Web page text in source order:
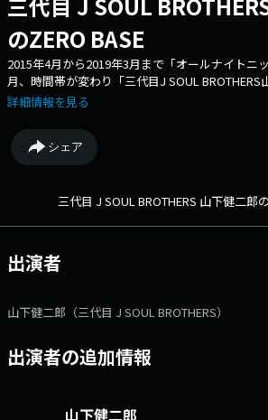
のZERO BASE
2015年4月から2019年3月まで「オールナイトニ
月、時間帯が変わり「三代目J SOUL
BASE」として番組スタート。 三代目としての活
も様々なジャンルのゲストを番組にお招きして
アドレス： yk@allnightnippon.com 番組
twitterハッシュタグは「#ken_zb」twitterアカ
詳細情報を見る
シェア
三代目 J SOUL BROTHERS 山下健二郎
出演者
山下健二郎（三代目 J SOUL BROTHERS）
出演者の追加情報
山下健二郎